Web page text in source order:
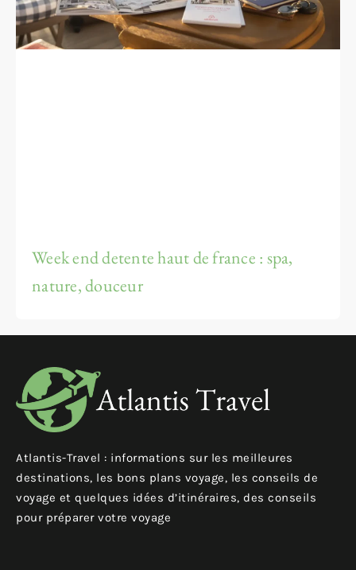
Week end detente haut de france : spa,
nature, douceur
Atlantis-Travel : informations sur les meilleures
destinations, les bons plans voyage, les conseils de
voyage et quelques idées d’itinéraires, des conseils
pour préparer votre voyage